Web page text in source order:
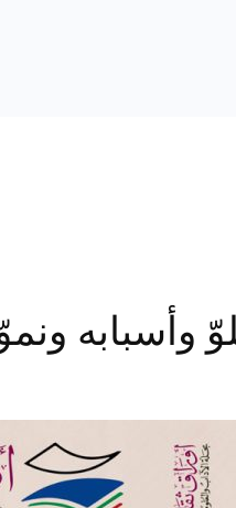
وأسبابه